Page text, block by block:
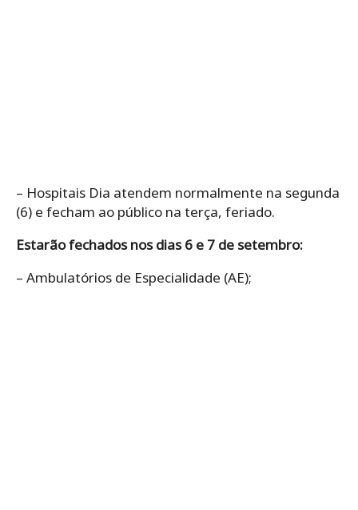
– Hospitais Dia atendem normalmente na segunda
(6) e fecham ao público na terça, feriado.
Estarão fechados nos dias 6 e 7 de setembro:
– Ambulatórios de Especialidade (AE);